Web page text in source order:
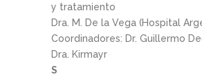
y tratamiento
Dra. M. De la Vega (Hospital
Coordinadores: Dr. Guillermo
Dra. Kirmayr
S